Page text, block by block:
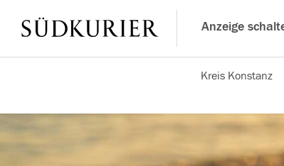
Anzeige
Kreis Konstanz